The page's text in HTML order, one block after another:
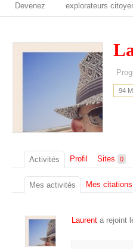
Devenez explorateurs
94
Activités Profil Sites 0
Mes activités Mes citations
Laurent a rejoint